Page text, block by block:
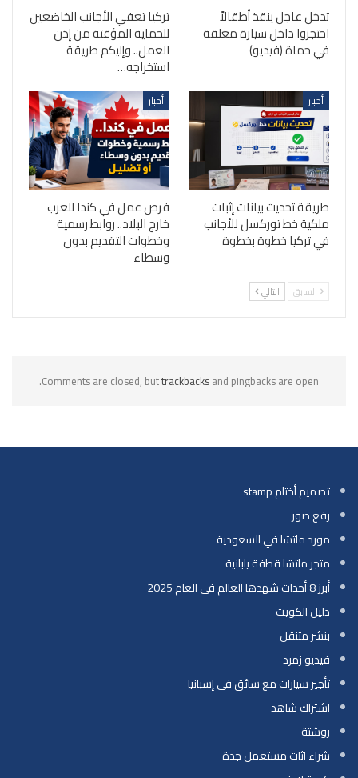
تدخل عاجل ينقذ أطقالاً
احتجزوا داخل سيارة مغلقة
في حماة (فيديو)
تركيا تعفي الأجانب الخاضعين
للحماية المؤقتة من إذن
العمل.. وإليكم طريقة
استخراجه…
أخبار
طريقة تحديث بيانات إثبات
ملكية خط توركسل للأجانب
في تركيا خطوة بخطوة
أخبار
فرص عمل في كندا للعرب
خارج البلاد.. روابط رسمية
وخطوات التقديم بدون
وسطاء
السابق التالي
Comments are closed, buttrackbacksand pingbacks are open.
تصميم أختام stamp
رفع صور
مورد ماتشا في السعودية
متجر ماتشا قطفة يابانية
أبرز 8 أحداث شهدها العالم في العام 2025
دليل الكويت
بنشر متنقل
فيديو زمرد
تأجير سيارات مع سائق في إسبانيا
اشتراك شاهد
روشتة
شراء اثاث مستعمل جدة